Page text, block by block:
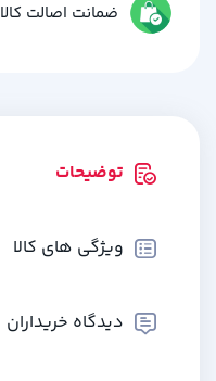
ضمانت اصالت کالا
توضیحات
ویژگی های کالا
دیدگاه خریداران